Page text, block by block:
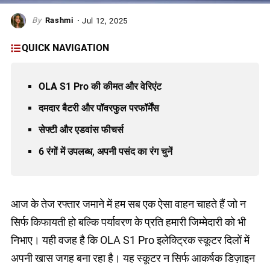
Rashmi Jul 12, 2025
QUICK NAVIGATION
OLA S1 Pro की कीमत और वेरिएंट
दमदार बैटरी और पॉवरफुल परफॉर्मेंस
सेफ्टी और एडवांस फीचर्स
6 रंगों में उपलब्ध, अपनी पसंद का रंग चुनें
आज के तेज रफ्तार जमाने में हम सब एक ऐसा वाहन चाहते हैं जो न
सिर्फ किफायती हो बल्कि पर्यावरण के प्रति हमारी जिम्मेदारी को भी
निभाए। यही वजह है कि OLA S1 Pro इलेक्ट्रिक स्कूटर दिलों में
अपनी खास जगह बना रहा है। यह स्कूटर न सिर्फ आकर्षक डिज़ाइन